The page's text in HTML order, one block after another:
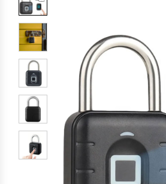
Accessoires Auto/Moto
Accessoires PC
Camping & Randonnée
Cuisine
Décoration
Electroménager
Électronique
Jouets